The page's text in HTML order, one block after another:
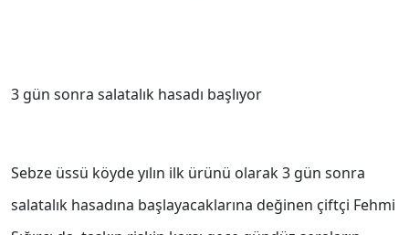
3 gün sonra salatalık hasadı başlıyor
Sebze üssü köyde yılın ilk ürünü olarak 3 gün sonra
salatalık hasadına başlayacaklarına değinen çiftçi Fehmi